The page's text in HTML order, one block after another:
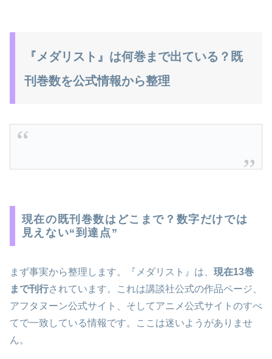
『メダリスト』は何巻まで出ている？既
刊巻数を公式情報から整理
現在の既刊巻数はどこまで？数字だけでは
見えない“到達点”
まず事実から整理します。『メダリスト』は、 現在13巻
まで刊行されています。これは講談社公式の作品ページ、
アフタヌーン公式サイト、そしてアニメ公式サイトのすべ
てで一致している情報です。ここは迷いようがありませ
ん。